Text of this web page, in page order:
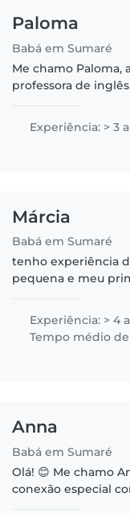
Paloma
Babá em Sumaré
Me chamo Paloma,
professora de
Experiência: > 3
Márcia
Babá em Sumaré
tenho experiência
pequena e meu
muito além da
Experiência: > 4
Tempo médio de
Anna
Babá em Sumaré
Olá! 😊 Me chamo
conexão especial